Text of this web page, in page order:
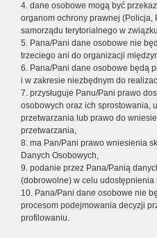
4. dane osobowe mogą być
organom ochrony prawnej (Policja,
samorządu terytorialnego w
5. Pana/Pani dane osobowe nie
trzeciego ani do organizacji
6. Pana/Pani dane osobowe będą
i w zakresie niezbędnym do
7. przysługuje Panu/Pani prawo
osobowych oraz ich sprostowania,
przetwarzania lub prawo do
przetwarzania,
8. ma Pan/Pani prawo wniesienia
Danych Osobowych,
9. podanie przez Pana/Panią
(dobrowolne) w celu udostępnienia
10. Pana/Pani dane osobowe nie
procesom podejmowania decyzji
profilowaniu.